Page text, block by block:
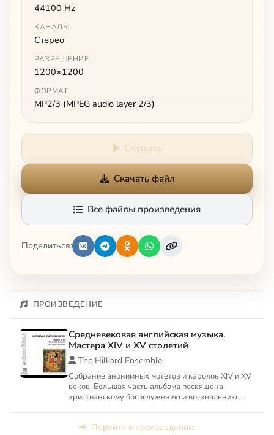
44100 Hz
КАНАЛЫ
Стерео
РАЗРЕШЕНИЕ
1200×1200
ФОРМАТ
MP2/3 (MPEG audio layer 2/3)
Слушать
Скачать файл
Все файлы произведения
Поделиться:
ПРОИЗВЕДЕНИЕ
Средневековая английская музыка.
Мастера XIV и XV столетий
The Hilliard Ensemble
Собрание анонимных мотетов и каролов XIV и XV
веков. Большая часть альбома посвящена
христианскому богослужению и восхвалению
Перейти к произведению